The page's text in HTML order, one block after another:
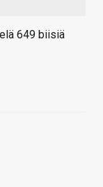
649 biisiä